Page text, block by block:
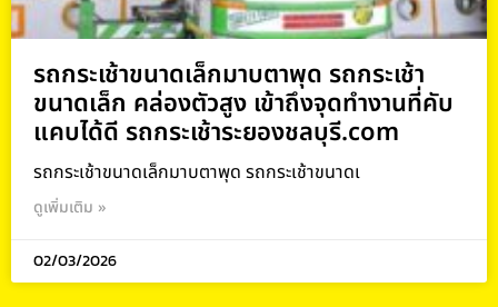
รถกระเช้าขนาดเล็กมาบตาพุด รถกระเช้า
ขนาดเล็ก คล่องตัวสูง เข้าถึงจุดทำงานที่คับ
แคบได้ดี รถกระเช้าระยองชลบุรี.com
รถกระเช้าขนาดเล็กมาบตาพุด รถกระเช้าขนาดเ
ดูเพิ่มเติม »
02/03/2026